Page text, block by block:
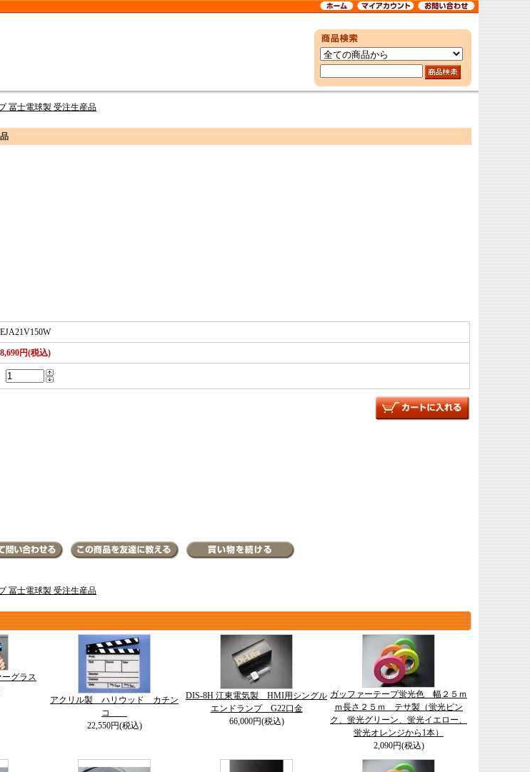
冨士電球製 受注生産品
EJA21V150W
8,690円(税込)
冨士電球製 受注生産品
グラス
アクリル製 ハリウッド カチン
コ
22,550円(税込)
DIS-8H 江東電気製 HMI用シングル
エンドランプ G22口金
66,000円(税込)
ガッファーテープ蛍光色 幅２５ｍ
ｍ長さ２５ｍ テサ製（蛍光ピン
ク、蛍光グリーン、蛍光イエロー、
蛍光オレンジから1本）
2,090円(税込)